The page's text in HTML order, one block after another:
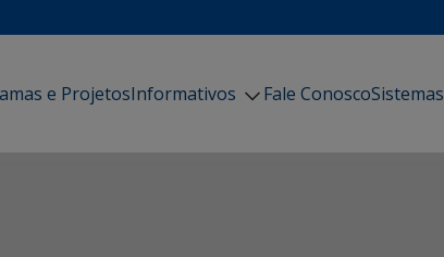
e ProjetosInformativos Fale ConoscoSistemas